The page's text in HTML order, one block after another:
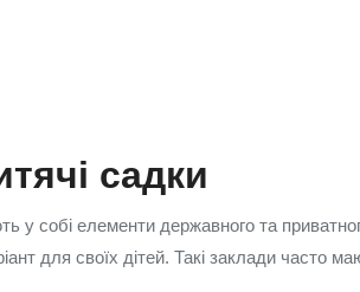
садки
у собі елементи державного та
для своїх дітей. Такі заклади часто